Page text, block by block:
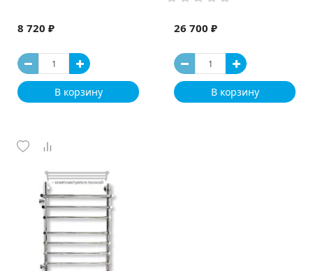
8 720 ₽
В корзину
26 700 ₽
В корзину